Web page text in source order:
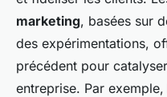
marketing, basées sur
des expérimentations,
précédent pour
entreprise. Par